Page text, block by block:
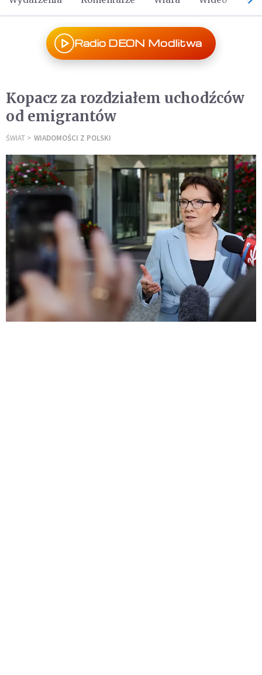
Radio DEON Modlitwa
Kopacz za rozdziałem uchodźców
od emigrantów
ŚWIAT WIADOMOŚCI Z POLSKI